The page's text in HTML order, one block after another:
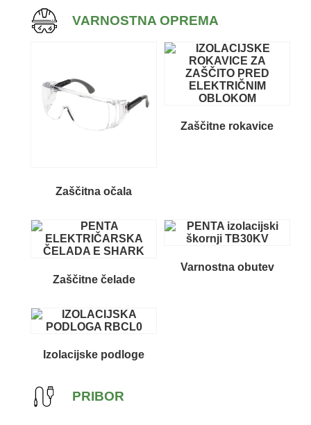
VARNOSTNA OPREMA
Zaščitna očala
Zaščitne rokavice
Zaščitne čelade
Varnostna obutev
Izolacijske podloge
PRIBOR